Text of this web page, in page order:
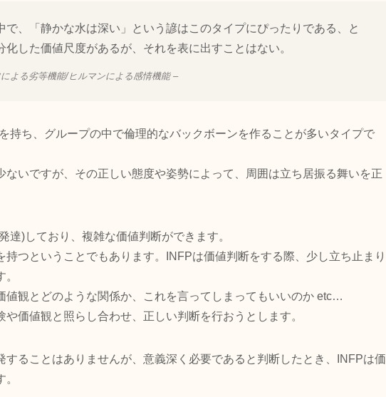
で、「静かな水は深い」という諺はこのタイプにぴったりである、と
した価値尺度があるが、それを表に出すことはない。
よる劣等機能/ヒルマンによる感情機能 –
持ち、グループの中で倫理的なバックボーンを作ることが多いタイプで
ないですが、その正しい態度や姿勢によって、周囲は立ち居振る舞いを正
達)しており、複雑な価値判断ができます。
つということでもあります。INFPは価値判断をする際、少し立ち止まり
値観とどのような関係か、これを言ってしまってもいいのか etc…
価値観と照らし合わせ、正しい判断を行おうとします。
ることはありませんが、意義深く必要であると判断したとき、INFPは価